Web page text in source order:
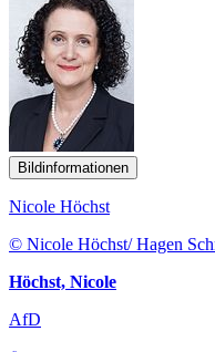
Bildinformationen
Nicole Höchst
© Nicole Höchst/ Hagen
Höchst, Nicole
AfD